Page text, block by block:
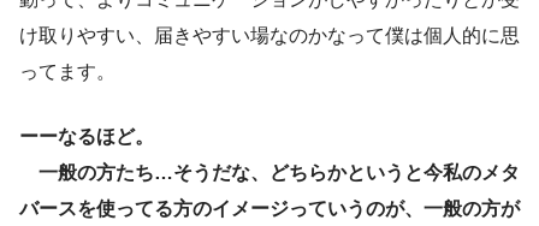
け取りやすい、届きやすい場なのかなって僕は個人的に思
ってます。
ーーなるほど。
一般の方たち…そうだな、どちらかというと今私のメタ
バースを使ってる方のイメージっていうのが、一般の方が